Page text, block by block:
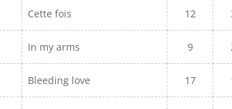
Cette fois 12
In my arms 9
Bleeding love 17